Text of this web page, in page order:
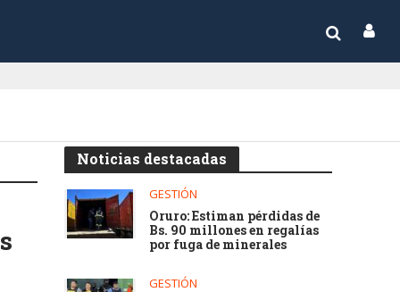
Noticias destacadas
GESTIÓN
Oruro: Estiman pérdidas de
Bs. 90 millones en regalías
por fuga de minerales
GESTIÓN